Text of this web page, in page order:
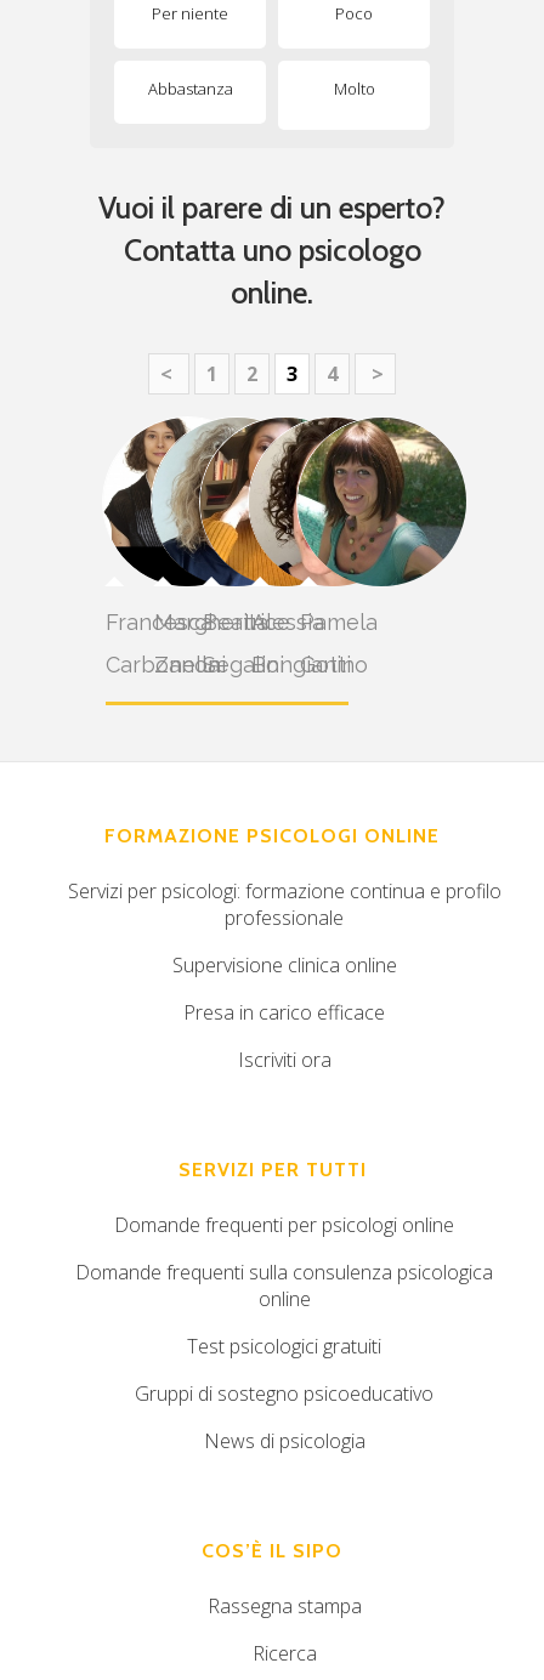
Per niente Poco
Abbastanza Molto
Vuoi il parere di un esperto?
Contatta uno psicologo
online.
< 1 2 3 4 >
Francesca
Carbonella
Margherita
Zanoni
Beatrice
Segalini
Alessia
Bongianino
Pamela
Gotti
FORMAZIONE PSICOLOGI ONLINE
Servizi per psicologi: formazione continua e profilo
professionale
Supervisione clinica online
Presa in carico efficace
Iscriviti ora
SERVIZI PER TUTTI
Domande frequenti per psicologi online
Domande frequenti sulla consulenza psicologica
online
Test psicologici gratuiti
Gruppi di sostegno psicoeducativo
News di psicologia
COS’È IL SIPO
Rassegna stampa
Ricerca